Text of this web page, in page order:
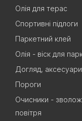
Олія для терас
Спортивні підлоги
Паркетний клей
Олія - віск для
Догляд, аксесуари
Пороги
Очисники -
повітря